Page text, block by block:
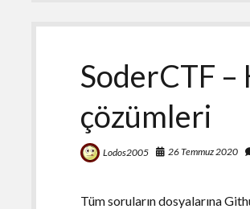
Çözümleri
SoderCTF –
çözümleri
Lodos2005 26 Temmuz 2020
Tüm soruların dosyalarına